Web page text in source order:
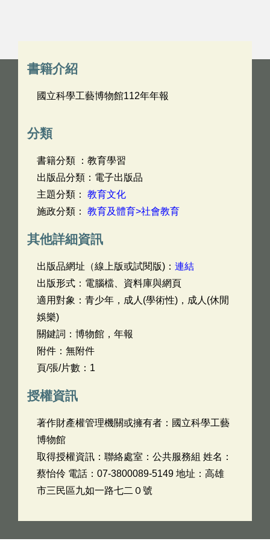
書籍介紹
國立科學工藝博物館112年年報
分類
書籍分類 ：教育學習
出版品分類：電子出版品
主題分類： 教育文化
施政分類： 教育及體育>社會教育
其他詳細資訊
出版品網址（線上版或試閱版)： 連結
出版形式：電腦檔、資料庫與網頁
適用對象：青少年，成人(學術性)，成人(休閒
娛樂)
關鍵詞：博物館，年報
附件：無附件
頁/張/片數：1
授權資訊
著作財產權管理機關或擁有者：國立科學工藝
博物館
取得授權資訊：聯絡處室：公共服務組 姓名：
蔡怡伶 電話：07-3800089-5149 地址：高雄
市三民區九如一路七二０號